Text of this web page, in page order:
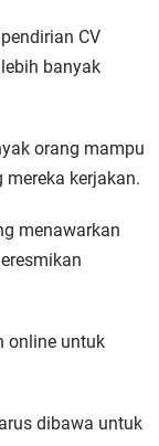
CV
banyak
orang mampu
mereka kerjakan.
menawarkan
online untuk
dibawa untuk